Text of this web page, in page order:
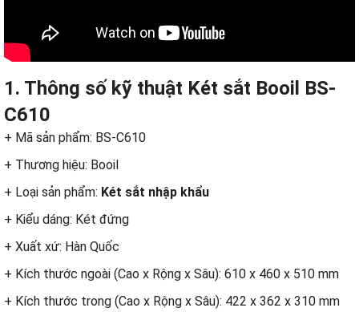
1. Thông số kỹ thuật Két sắt Booil BS-
C610
+ Mã sản phẩm: BS-C610
+ Thương hiệu: Booil
+ Loại sản phẩm: Két sắt nhập khẩu
+ Kiểu dáng: Két đứng
+ Xuất xứ: Hàn Quốc
+ Kích thước ngoài (Cao x Rộng x Sâu): 610 x 460 x 510 mm
+ Kích thước trong (Cao x Rộng x Sâu): 422 x 362 x 310 mm